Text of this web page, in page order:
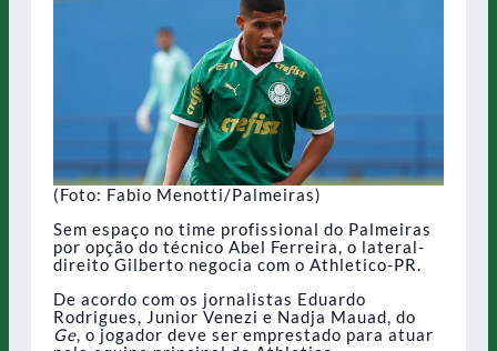
(Foto: Fabio Menotti/Palmeiras)
Sem espaço no time profissional do Palmeiras
por opção do técnico Abel Ferreira, o lateral-
direito Gilberto negocia com o Athletico-PR.
De acordo com os jornalistas Eduardo
Rodrigues, Junior Venezi e Nadja Mauad, do
Ge, o jogador deve ser emprestado para atuar